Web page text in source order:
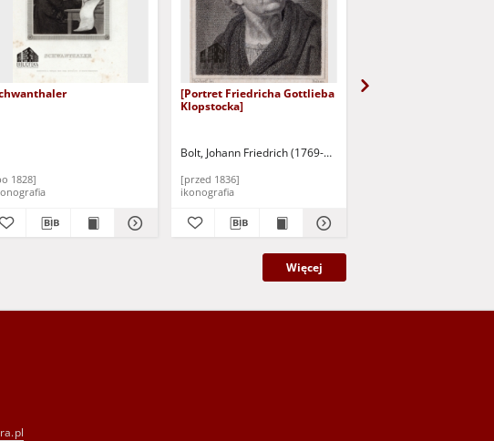
1828]
[Portret Friedricha Gottlieba
Klopstocka]
Bolt, Johann Friedrich (1769-1836)
[przed 1836]
ikonografia
Więcej